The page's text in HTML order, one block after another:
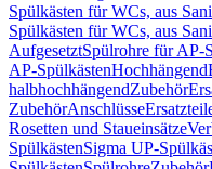
Spülkästen für WCs, aus
Spülkästen für WCs, aus
AufgesetztSpülrohre für AP-
AP-SpülkästenHochhängend
halbhochhängendZubehör
ZubehörAnschlüsse
Rosetten und Staueinsätze
SpülkästenSigma UP-